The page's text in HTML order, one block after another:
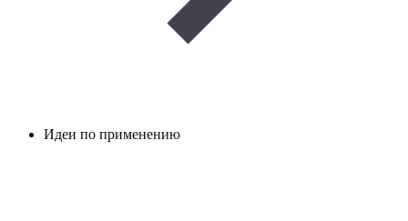
Идеи по применению